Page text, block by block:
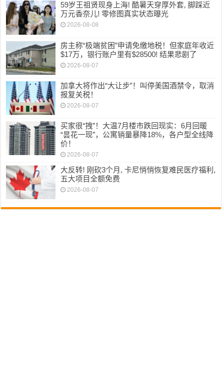
59岁王祖贤现身上海! 酷暑天穿厚外套, 脚踩近
万元香奈儿! 零修图真实状态曝光
2026-08-08
房主称“极端贫困”申请免缴地税！但家庭年收近
$17万，银行账户里有$28500! 结果悲剧了
2026-08-07
加拿大将作出“大让步”！叫停美国酒禁令，取消
报复关税！
2026-08-07
买家很“拽”！大温7月楼市跌回现实：6月回暖
“昙花一现”，公寓销量暴降18%，各户型全线降
价！
2026-08-07
大反转! 刚砍3个月, 卡尼悄悄恢复难民医疗福利,
五大项目全额免费
2026-08-07